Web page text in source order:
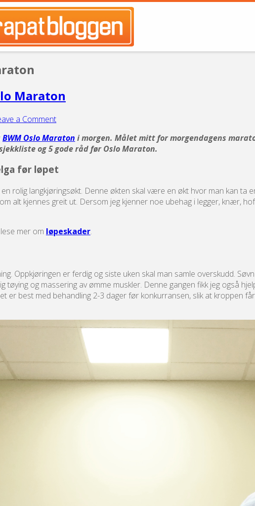
Maraton
a Comment
BWM Oslo Maraton i morgen. Målet mitt for morgendagens
og 5 gode råd før Oslo Maraton.
før løpet
rolig langkjøringsøkt. Denne økten skal være en økt hvor man kan
alt kjennes greit ut. Dersom jeg kjenner noe ubehag i legger, knær,
mer om løpeskader.
Oppkjøringen er ferdig og siste uken skal man samle overskudd.
tøying og massering av ømme muskler. Denne gangen fikk jeg også
er best med behandling 2-3 dager før konkurransen, slik at kroppen